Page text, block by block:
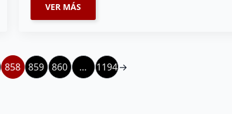
VER MÁS
858 859 860 … 1194→